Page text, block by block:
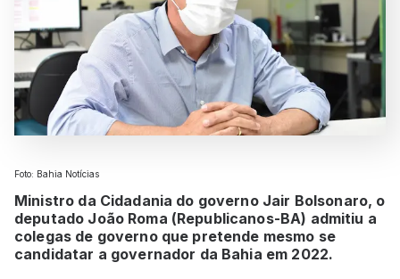
Foto: Bahia Notícias
Ministro da Cidadania do governo Jair Bolsonaro, o
deputado João Roma (Republicanos-BA) admitiu a
colegas de governo que pretende mesmo se
candidatar a governador da Bahia em 2022.